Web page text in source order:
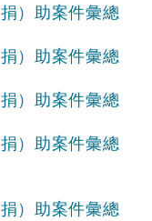
）助案件彙總
）助案件彙總
）助案件彙總
）助案件彙總
）助案件彙總